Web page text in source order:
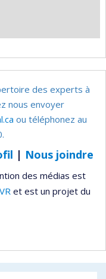
des experts à
nous envoyer
ou téléphonez au
| Nous joindre
des médias est
et est un projet du